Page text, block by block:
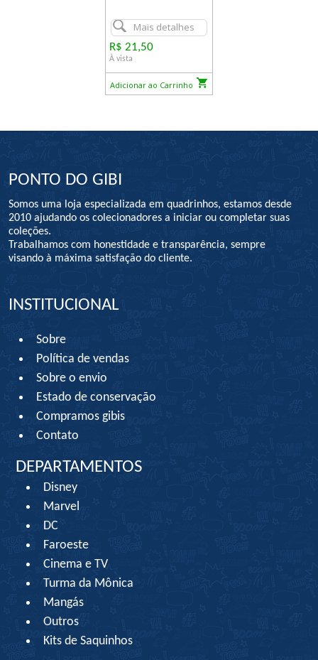
Mais detalhes
R$ 21,50
À vista
Adicionar ao Carrinho
PONTO DO GIBI
Somos uma loja especializada em quadrinhos, estamos desde
2010 ajudando os colecionadores a iniciar ou completar suas
coleções.
Trabalhamos com honestidade e transparência, sempre
visando à máxima satisfação do cliente.
INSTITUCIONAL
Sobre
Política de vendas
Sobre o envio
Estado de conservação
Compramos gibis
Contato
DEPARTAMENTOS
Disney
Marvel
DC
Faroeste
Cinema e TV
Turma da Mônica
Mangás
Outros
Kits de Saquinhos